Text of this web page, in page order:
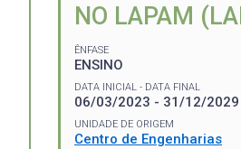
NO LAPAM
ÊNFASE
ENSINO
DATA INICIAL - DATA FINAL
06/03/2023 - 31/12/2029
UNIDADE DE ORIGEM
Centro de Engenharias